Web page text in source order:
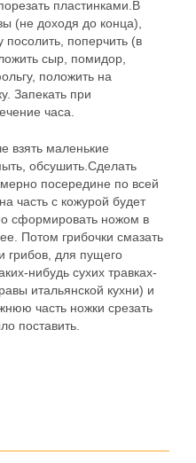
пластинками.В
(не доходя до конца),
поперчить (в
сыр, помидор,
положить на
Запекать при
часа.
взять маленькие
обсушить.Сделать
посередине по всей
часть с кожурой будет
сформировать ножом в
Потом грибочки смазать
грибов, для пущего
нибудь сухих травках-
итальянской кухни) и
часть ножки срезать
поставить.